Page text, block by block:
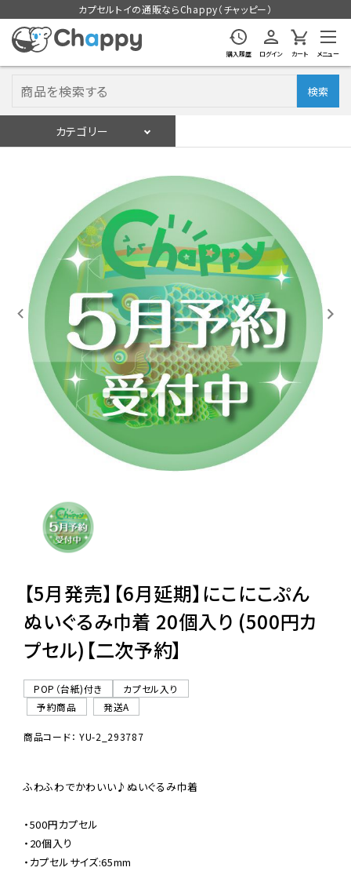
カプセルトイの通販ならChappy（チャッピー）
購入履歴 ログイン カート メニュー
検索
カテゴリー
入荷スケジュールをチェック
カプセルトイマシン本体
カプセルトイ
販促用空カプセル
レンタル
景品・玩具・文具
販促用カプセルトイ
ご利用ガイド
06-6282-7659
【5月発売】【6月延期】にこにこぷん
ぬいぐるみ巾着 20個入り (500円カ
プセル)【二次予約】
POP（台紙)付き
カプセル入り
予約商品
発送A
商品コード： YU-2_293787
ふわふわでかわいい♪ぬいぐるみ巾着
・500円カプセル
・20個入り
・カプセルサイズ:65mm